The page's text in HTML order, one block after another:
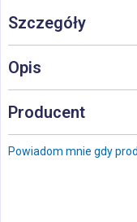
Powiadom mnie gdy
Szczegóły
Opis
Producent